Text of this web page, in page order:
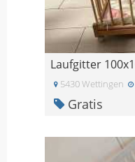
Laufgitter
5430 Wettingen
Gratis